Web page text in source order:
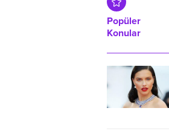
Awards’ta şirketler, kullanılan 85
binden fazla oy sonucunda 19 farklı
kategoride ödüllerini aldı.
Popüler
Konular